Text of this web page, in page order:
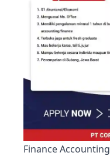
Finance Accounting